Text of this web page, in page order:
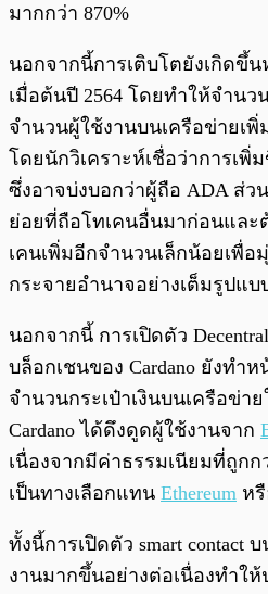
มากกว่า 870%
นอกจากนี้การเติบโตยังเกิดขึ้
เมื่อต้นปี 2564 โดยทำให้จำนว
จำนวนผู้ใช้งานบนเครือข่ายเ
โดยนักวิเคราะห์เชื่อว่าการเ
ซึ่งอาจบ่งบอกว่าผู้ถือ ADA ส่ว
ย่อยที่ถือโทเคนอื่นมาก่อนและ
เคนเพิ่มอีกจำนวนเล็กน้อยเพื่อ
กระจายอำนาจอย่างเต็มรูปแบ
นอกจากนี้ การเปิดตัว
บล็อกเชนของ Cardano ยังทำ
จำนวนกระเป๋าเงินบนเครือข่า
Cardano ได้ดึงดูดผู้ใช้งานจาก
เนื่องจากมีค่าธรรมเนียมที่ถูก
เป็นทางเลือกแทน Ethereum ห
ทั้งนี้การเปิดตัว smart contact
งานมากขึ้นอย่างต่อเนื่องทำให้